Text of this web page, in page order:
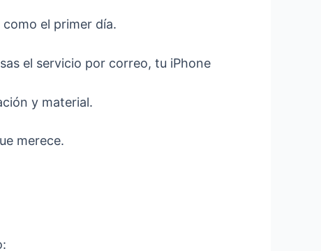
el primer día.
el servicio por correo, tu iPhone
y material.
merece.